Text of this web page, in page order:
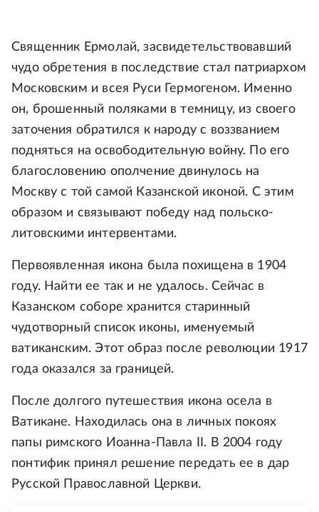
Священник Ермолай, засвидетельствовавший
чудо обретения в последствие стал патриархом
Московским и всея Руси Гермогеном. Именно
он, брошенный поляками в темницу, из своего
заточения обратился к народу с воззванием
подняться на освободительную войну. По его
благословению ополчение двинулось на
Москву с той самой Казанской иконой. С этим
образом и связывают победу над польско-
литовскими интервентами.
Первоявленная икона была похищена в 1904
году. Найти ее так и не удалось. Сейчас в
Казанском соборе хранится старинный
чудотворный список иконы, именуемый
ватиканским. Этот образ после революции 1917
года оказался за границей.
После долгого путешествия икона осела в
Ватикане. Находилась она в личных покоях
папы римского Иоанна-Павла II. В 2004 году
понтифик принял решение передать ее в дар
Русской Православной Церкви.